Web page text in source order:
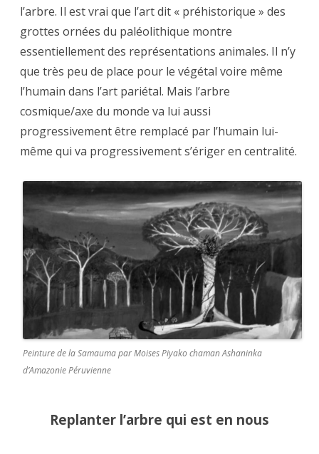
l’arbre. Il est vrai que l’art dit « préhistorique » des
grottes ornées du paléolithique montre
essentiellement des représentations animales. Il n’y
que très peu de place pour le végétal voire même
l’humain dans l’art pariétal. Mais l’arbre
cosmique/axe du monde va lui aussi
progressivement être remplacé par l’humain lui-
même qui va progressivement s’ériger en centralité.
Peinture de la Samauma par Moises Piyako chaman Ashaninka
d’Amazonie Péruvienne
Replanter l’arbre qui est en nous